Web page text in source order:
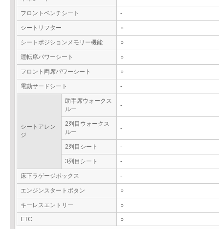
フロントベンチシート -
シートリフター ○
シートポジションメモリー機能 ○
運転席パワーシート ○
フロント両席パワーシート ○
電動サードシート -
シートアレン
ジ
助手席ウォークス
ルー
-
2列目ウォークス
ルー
-
2列目シート -
3列目シート -
床下ラゲージボックス -
エンジンスタートボタン ○
キーレスエントリー ○
ETC ○